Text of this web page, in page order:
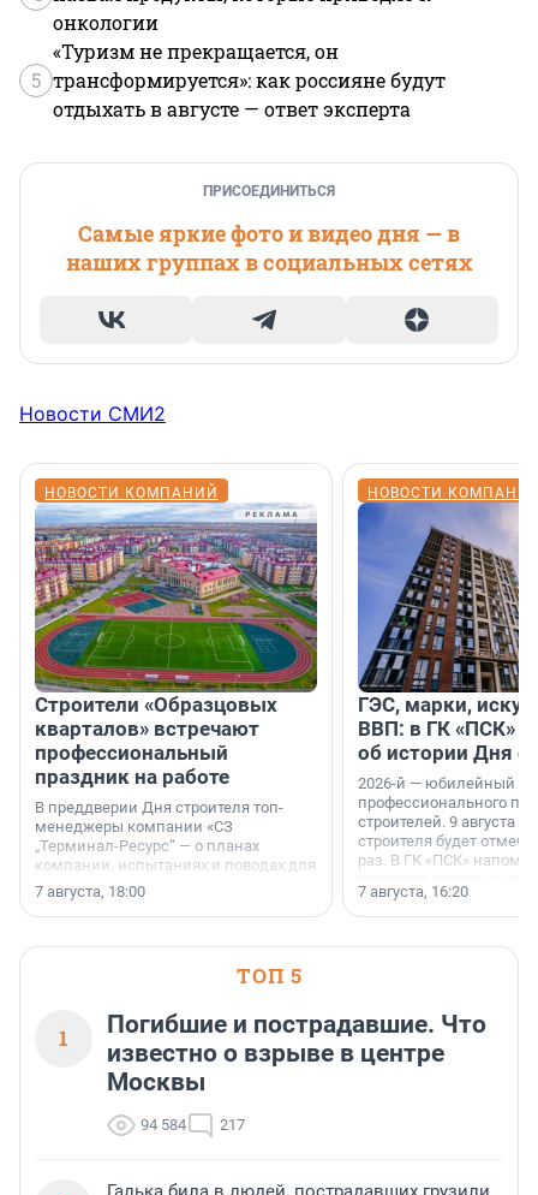
онкологии
5
«Туризм не прекращается, он
трансформируется»: как россияне будут
отдыхать в августе — ответ эксперта
ПРИСОЕДИНИТЬСЯ
Самые яркие фото и видео дня — в
наших группах в социальных сетях
Новости СМИ2
НОВОСТИ КОМПАНИЙ
Строители «Образцовых
кварталов» встречают
профессиональный
праздник на работе
В преддверии Дня строителя топ-
менеджеры компании «СЗ
„Терминал-Ресурс“ — о планах
компании, испытаниях и поводах для
осторожного оптимизма.
7 августа, 18:00
НОВОСТИ
ГЭС, марки,
ВВП: в ГК «ПСК»
об истории Дня
2026-й — юбилейный
профессионального
строителей. 9 августа
строителя будет
раз. В ГК «ПСК»
поменялась роль
7 августа, 16:20
ТОП 5
1
Погибшие и пострадавшие. Что
известно о взрыве в центре
Москвы
94 584 217